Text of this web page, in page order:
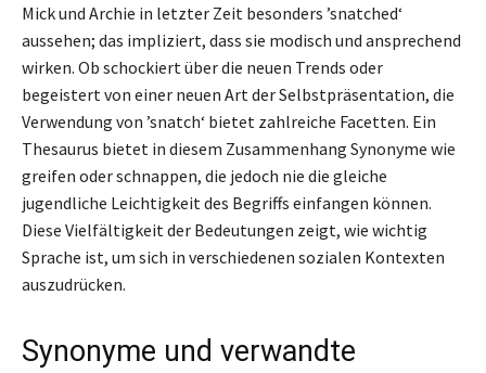
Mick und Archie in letzter Zeit besonders ’snatched‘
aussehen; das impliziert, dass sie modisch und ansprechend
wirken. Ob schockiert über die neuen Trends oder
begeistert von einer neuen Art der Selbstpräsentation, die
Verwendung von ’snatch‘ bietet zahlreiche Facetten. Ein
Thesaurus bietet in diesem Zusammenhang Synonyme wie
greifen oder schnappen, die jedoch nie die gleiche
jugendliche Leichtigkeit des Begriffs einfangen können.
Diese Vielfältigkeit der Bedeutungen zeigt, wie wichtig
Sprache ist, um sich in verschiedenen sozialen Kontexten
auszudrücken.
Synonyme und verwandte